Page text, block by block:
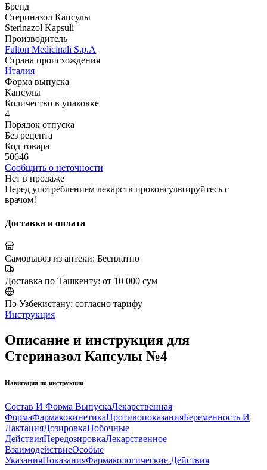
Бренд
Стериназол Капсулы
Sterinazol Kapsuli
Производитель
Fulton Medicinali S.p.A
Страна происхождения
Италия
Форма выпуска
Капсулы
Количество в упаковке
4
Порядок отпуска
Без рецепта
Код товара
50646
Сообщить о неточности
Нет в продаже
Перед употреблением лекарств проконсультируйтесь с
врачом!
Доставка и оплата
Самовывоз из аптеки: Бесплатно
Доставка по Ташкенту: от 10 000 сум
По Узбекистану: согласно тарифу
Инструкция
Описание и инструкция для
Стериназол Капсулы №4
Навигация по инструкции
Состав И Форма ВыпускаЛекарственная
ФормаФармакокинетикаПротивопоказанияБеременность И
ЛактацияДозировкаПобочные
ДействияПередозировкаЛекарственное
ВзаимодействиеОсобые
УказанияПоказанияФармакологические Действия